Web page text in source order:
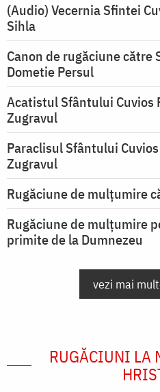
(Audio) Vecernia Sfintei
Sihla
Canon de rugăciune către
Dometie Persul
Acatistul Sfântului Cuvios
Zugravul
Paraclisul Sfântului
Zugravul
Rugăciune de mulţumire
Rugăciune de mulțumire
primite de la Dumnezeu
vezi mai
RUGĂCIUNI LA